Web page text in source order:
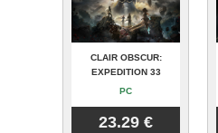
CLAIR OBSCUR:
EXPEDITION 33
PC
23.29 €